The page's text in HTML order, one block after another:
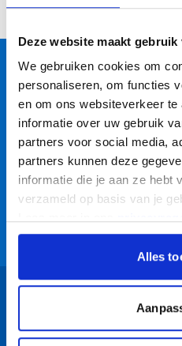
Deze website maakt gebruik
We gebruiken cookies om
personaliseren, om functies
en om ons websiteverkeer
informatie over uw gebruik
partners voor social media,
partners kunnen deze
informatie die je aan ze hebt
verzameld op basis van je
Alles
Dé
voor de logistiek!
Altijd een goede
scherpe prijs
Vaste klanten
Advies door
Schrijf je in voor
Als je je voor het eerst
nieuwsbrief, ontvang je